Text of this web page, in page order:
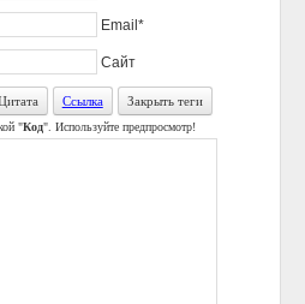
Email*
Сайт
Ссылка Закрыть теги
"Код". Используйте предпросмотр!